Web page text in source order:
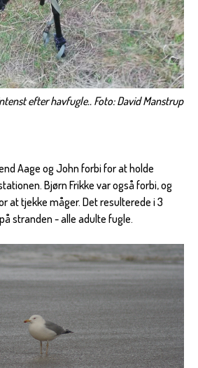
efter havfugle.. Foto: David Manstrup
Aage og John forbi for at holde
Bjørn Frikke var også forbi, og
at tjekke måger. Det resulterede i 3
stranden - alle adulte fugle.